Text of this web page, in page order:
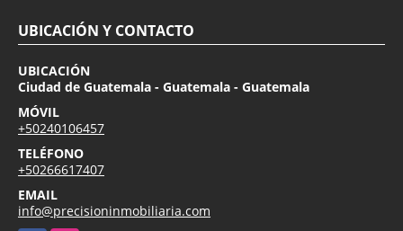
UBICACIÓN Y CONTACTO
UBICACIÓN
Ciudad de Guatemala - Guatemala - Guatemala
MÓVIL
+50240106457
TELÉFONO
+50266617407
EMAIL
info@precisioninmobiliaria.com